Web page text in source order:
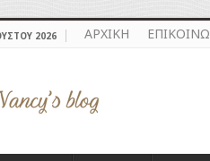
2026 ΑΡΧΙΚΗ